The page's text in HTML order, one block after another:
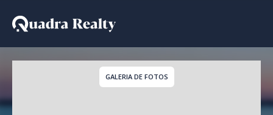
Casa De Condomínio a
GALERIA DE FOTOS